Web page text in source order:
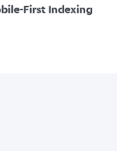
First Indexing